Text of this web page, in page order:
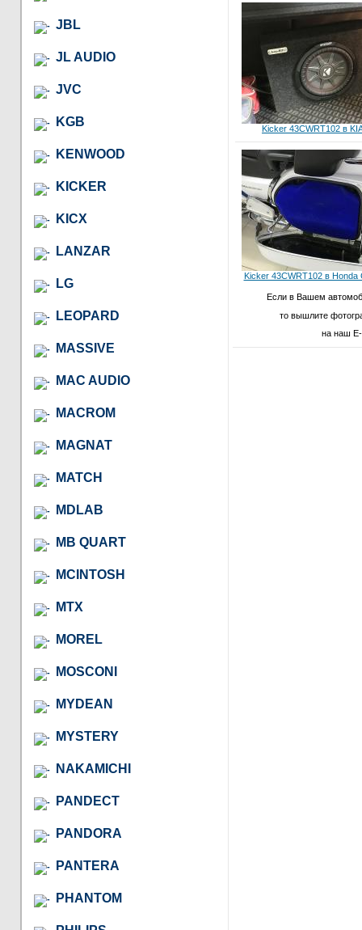
JBL
JL AUDIO
JVC
KGB
KENWOOD
KICKER
KICX
LANZAR
LG
LEOPARD
MASSIVE
MAC AUDIO
MACROM
MAGNAT
MATCH
MDLAB
MB QUART
MCINTOSH
MTX
MOREL
MOSCONI
MYDEAN
MYSTERY
NAKAMICHI
PANDECT
PANDORA
PANTERA
PHANTOM
Kicker 43CWRT102 в
Kicker 43CWRT102 в Honda
Если в Вашем
то вышлите
на наш